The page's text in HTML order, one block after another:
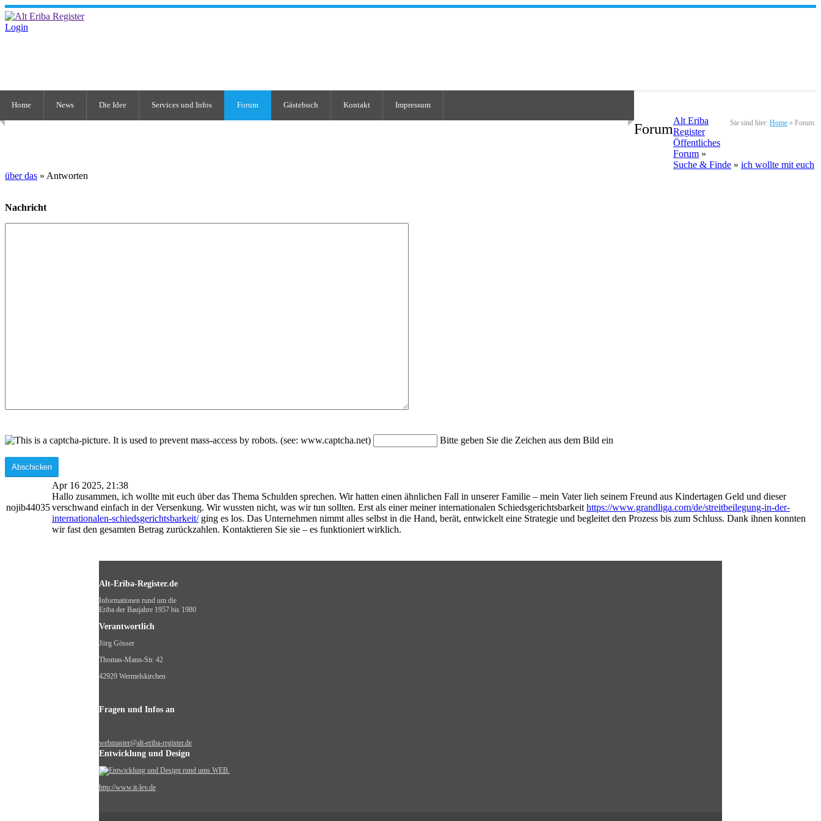
Login
Home News Die Idee Services und Infos Forum Gästebuch Kontakt Impressum
Forum Sie sind hier: Home » Forum
Alt Eriba
Register
Öffentliches
Forum »
Suche & Finde » ich wollte mit euch
über das » Antworten
Nachricht
Bitte geben Sie die Zeichen aus dem Bild ein
nojib44035
Apr 16 2025, 21:38
Hallo zusammen, ich wollte mit euch über das Thema Schulden sprechen. Wir hatten einen ähnlichen Fall in unserer Familie – mein Vater lieh seinem Freund aus Kindertagen Geld und dieser
verschwand einfach in der Versenkung. Wir wussten nicht, was wir tun sollten. Erst als einer meiner internationalen Schiedsgerichtsbarkeit https://www.grandliga.com/de/streitbeilegung-in-der-
internationalen-schiedsgerichtsbarkeit/ging es los. Das Unternehmen nimmt alles selbst in die Hand, berät, entwickelt eine Strategie und begleitet den Prozess bis zum Schluss. Dank ihnen konnten
wir fast den gesamten Betrag zurückzahlen. Kontaktieren Sie sie – es funktioniert wirklich.
Alt-Eriba-Register.de
Informationen rund um die
Eriba der Baujahre 1957 bis 1980
Verantwortlich
Jörg Gösser
Thomas-Mann-Str. 42
42929 Wermelskirchen
Fragen und Infos an
webmaster@alt-eriba-register.de
Entwicklung und Design
http://www.it-lev.de